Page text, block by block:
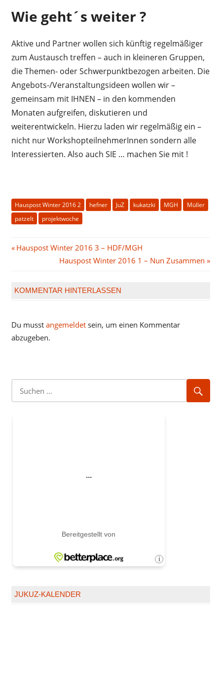
Wie geht´s weiter ?
Aktive und Partner wollen sich künftig regelmäßiger
zum Austausch treffen – auch in kleineren Gruppen,
die Themen- oder Schwerpunktbezogen arbeiten. Die
Angebots-/Veranstaltungsideen wollen wir –
gemeinsam mit IHNEN – in den kommenden
Monaten aufgreifen, diskutieren und
weiterentwickeln. Hierzu laden wir regelmäßig ein –
nicht nur WorkshopteilnehmerInnen sondern alle
Interessierten. Also auch SIE … machen Sie mit !
Hauspost Winter 2016 2 hefner JuZ kukatzki MGH
Müller
patzelt
projektwoche
Beitragsnavigation
Vorheriger
Hauspost Winter 2016 3 – HDF/MGH
Nächster
Hauspost Winter 2016 1 – Nun Zusammen
KOMMENTAR HINTERLASSEN
Du musst angemeldetsein, um einen Kommentar
abzugeben.
JUKUZ-KALENDER